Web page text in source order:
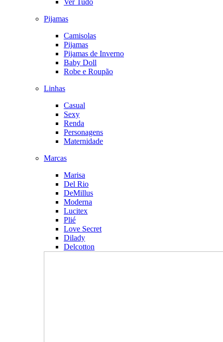
Pijamas
Camisolas
Pijamas
Pijamas de Inverno
Baby Doll
Robe e Roupão
Linhas
Casual
Sexy
Renda
Personagens
Maternidade
Marcas
Marisa
Del Rio
DeMillus
Moderna
Lucitex
Plié
Love Secret
Dilady
Delcotton